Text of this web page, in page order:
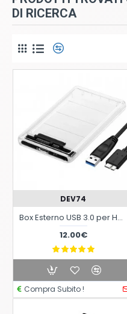
DI RICERCA
DEV74
Box Esterno USB 3.0 per Hard Disk SATA da 2,5 pollici
12.00€
Compra Subito !